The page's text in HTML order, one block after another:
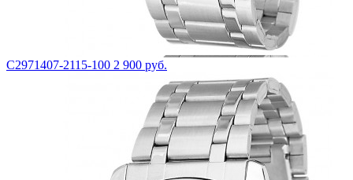
С2971407-2115-100 2 900 руб.